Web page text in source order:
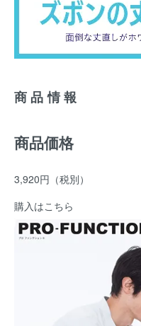
商品情報
商品価格
3,920円 （税別）
購入はこちら